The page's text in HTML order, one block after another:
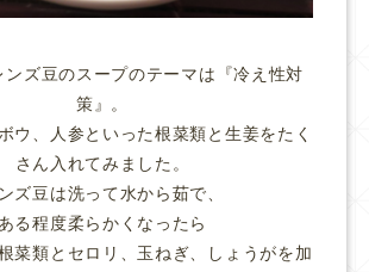
ンズ豆のスープのテーマは『冷え性対
策』。
ウ、人参といった根菜類と生姜をたく
さん入れてみました。
ズ豆は洗って水から茹で、
る程度柔らかくなったら
菜類とセロリ、玉ねぎ、しょうがを加